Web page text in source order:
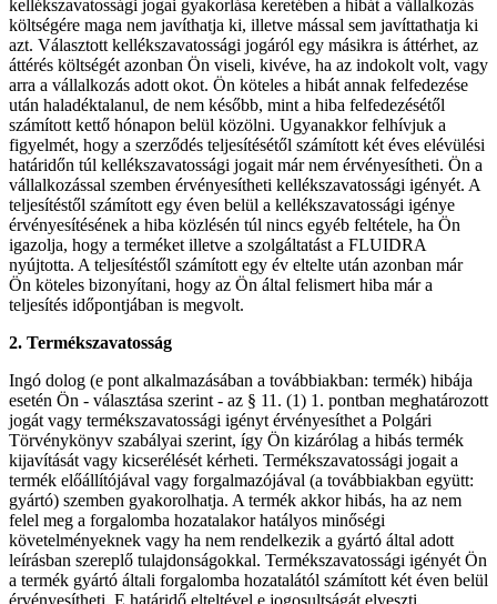
kellékszavatossági jogai gyakorlása keretében a hibát a vállalkozás
költségére maga nem javíthatja ki, illetve mással sem javíttathatja ki
azt. Választott kellékszavatossági jogáról egy másikra is áttérhet, az
áttérés költségét azonban Ön viseli, kivéve, ha az indokolt volt, vagy
arra a vállalkozás adott okot. Ön köteles a hibát annak felfedezése
után haladéktalanul, de nem később, mint a hiba felfedezésétől
számított kettő hónapon belül közölni. Ugyanakkor felhívjuk a
figyelmét, hogy a szerződés teljesítésétől számított két éves elévülési
határidőn túl kellékszavatossági jogait már nem érvényesítheti. Ön a
vállalkozással szemben érvényesítheti kellékszavatossági igényét. A
teljesítéstől számított egy éven belül a kellékszavatossági igénye
érvényesítésének a hiba közlésén túl nincs egyéb feltétele, ha Ön
igazolja, hogy a terméket illetve a szolgáltatást a FLUIDRA
nyújtotta. A teljesítéstől számított egy év eltelte után azonban már
Ön köteles bizonyítani, hogy az Ön által felismert hiba már a
teljesítés időpontjában is megvolt.
2. Termékszavatosság
Ingó dolog (e pont alkalmazásában a továbbiakban: termék) hibája
esetén Ön - választása szerint - az § 11. (1) 1. pontban meghatározott
jogát vagy termékszavatossági igényt érvényesíthet a Polgári
Törvénykönyv szabályai szerint, így Ön kizárólag a hibás termék
kijavítását vagy kicserélését kérheti. Termékszavatossági jogait a
termék előállítójával vagy forgalmazójával (a továbbiakban együtt:
gyártó) szemben gyakorolhatja. A termék akkor hibás, ha az nem
felel meg a forgalomba hozatalakor hatályos minőségi
követelményeknek vagy ha nem rendelkezik a gyártó által adott
leírásban szereplő tulajdonságokkal. Termékszavatossági igényét Ön
a termék gyártó általi forgalomba hozatalától számított két éven belül